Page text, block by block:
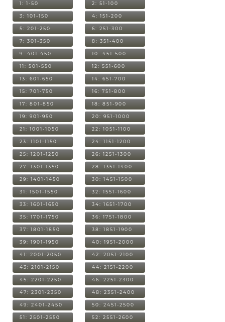
1: 1-50 2: 51-100
3: 101-150 4: 151-200
5: 201-250 6: 251-300
7: 301-350 8: 351-400
9: 401-450 10: 451-500
11: 501-550 12: 551-600
13: 601-650 14: 651-700
15: 701-750 16: 751-800
17: 801-850 18: 851-900
19: 901-950 20: 951-1000
21: 1001-1050 22: 1051-1100
23: 1101-1150 24: 1151-1200
25: 1201-1250 26: 1251-1300
27: 1301-1350 28: 1351-1400
29: 1401-1450 30: 1451-1500
31: 1501-1550 32: 1551-1600
33: 1601-1650 34: 1651-1700
35: 1701-1750 36: 1751-1800
37: 1801-1850 38: 1851-1900
39: 1901-1950 40: 1951-2000
41: 2001-2050 42: 2051-2100
43: 2101-2150 44: 2151-2200
45: 2201-2250 46: 2251-2300
47: 2301-2350 48: 2351-2400
49: 2401-2450 50: 2451-2500
51: 2501-2550 52: 2551-2600